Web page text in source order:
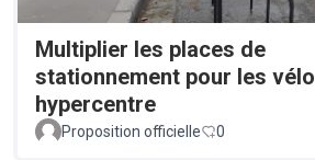
Multiplier les places de
stationnement pour les
hypercentre
Proposition officielle 0